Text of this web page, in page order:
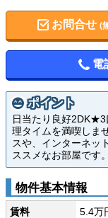
お問合せ (
電
ポイント
日当たり良好2DK★3
理タイムを満喫しま
スや、インターネッ
ススメなお部屋です。
物件基本情報
賃料
5.4万